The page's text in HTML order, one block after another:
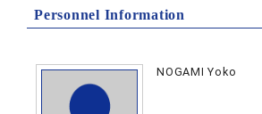
Personnel Information
NOGAMI Yoko